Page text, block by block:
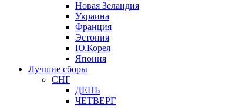
Новая Зеландия
Украина
Франция
Эстония
Ю.Корея
Япония
Лучшие сборы
СНГ
ДЕНЬ
ЧЕТВЕРГ